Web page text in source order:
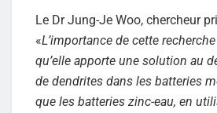
Le Dr Jung-Je Woo, chercheur
«L’importance de cette
qu’elle apporte une solution au
de dendrites dans les batteries
que les batteries zinc-eau, en